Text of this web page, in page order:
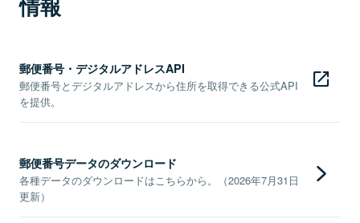
情報
郵便番号・デジタルアドレスAPI
郵便番号とデジタルアドレスから住所を取得できる公式API
を提供。
郵便番号データのダウンロード
各種データのダウンロードはこちらから。（2026年7月31日
更新）